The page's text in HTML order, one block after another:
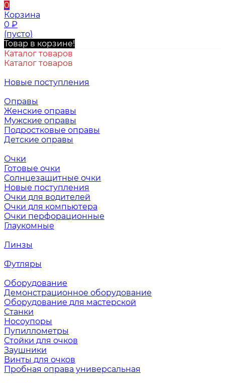
0
Корзина
0 ₽
(пусто)
Товар в корзине!
Каталог товаров
Каталог товаров
Новые поступления
Оправы
Женские оправы
Мужские оправы
Подростковые оправы
Детские оправы
Очки
Готовые очки
Солнцезащитные очки
Новые поступления
Очки для водителей
Очки для компьютера
Очки перфорационные
Глаукомные
Линзы
Футляры
Оборудование
Демонстрационное оборудование
Оборудование для мастерской
Станки
Носоупоры
Пупиллометры
Стойки для очков
Заушники
Винты для очков
Пробная оправа универсальная